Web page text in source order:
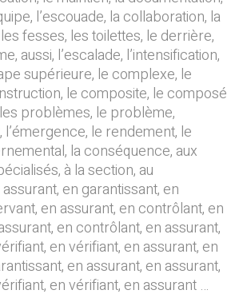
l’escouade, la collaboration, la
fesses, les toilettes, le derrière,
aussi, l’escalade, l’intensification,
supérieure, le complexe, le
le composite, le composé
problèmes, le problème,
l’émergence, le rendement, le
la conséquence, aux
à la section, au
en garantissant, en
en assurant, en contrôlant, en
en contrôlant, en assurant,
en vérifiant, en assurant, en
en assurant, en assurant,
en vérifiant, en assurant …